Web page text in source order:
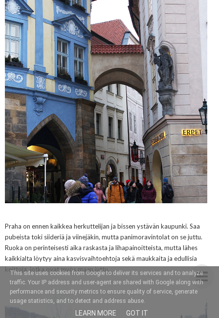
Praha on ennen kaikkea herkuttelijan ja bissen ystävän kaupunki. Saa
pubeista toki siideriä ja viinejäkin, mutta panimoravintolat on se juttu.
Ruoka on perinteisesti aika raskasta ja lihapainoitteista, mutta lähes
kaikkialta löytyy aina kasvisvaihtoehtoja sekä maukkaita ja edullisia
keittoja, jotka ovat myös maan juttu.
This site uses cookies from Google to deliver its services and to analyze
traffic. Your IP address and user-agent are shared with Google along with
performance and security metrics to ensure quality of service, generate
usage statistics, and to detect and address abuse.
LEARN MORE GOT IT